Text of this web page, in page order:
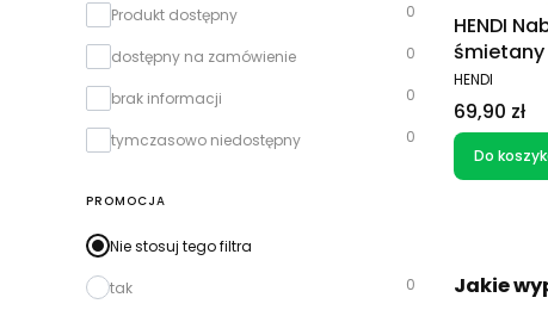
Produkt dostępny 0
dostępny na zamówienie 0
brak informacji 0
tymczasowo niedostępny 0
PROMOCJA
Nie stosuj tego filtra
tak 0
HENDI
śmietany
PRODUCENT
HENDI
Cena
69,90 zł
Do
Jakie